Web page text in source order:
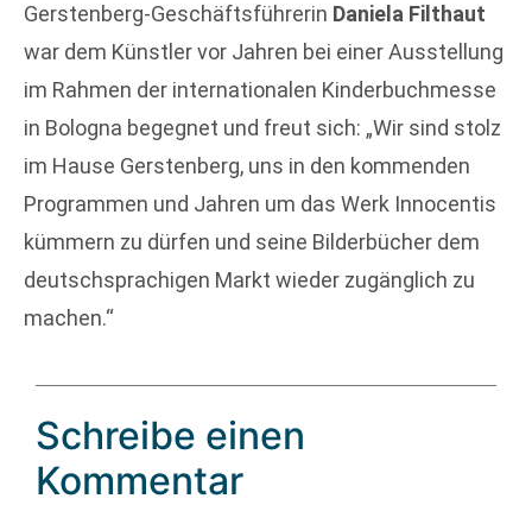
Gerstenberg-Geschäftsführerin Daniela Filthaut
war dem Künstler vor Jahren bei einer Ausstellung
im Rahmen der internationalen Kinderbuchmesse
in Bologna begegnet und freut sich: „Wir sind stolz
im Hause Gerstenberg, uns in den kommenden
Programmen und Jahren um das Werk Innocentis
kümmern zu dürfen und seine Bilderbücher dem
deutschsprachigen Markt wieder zugänglich zu
machen.“
Schreibe einen
Kommentar